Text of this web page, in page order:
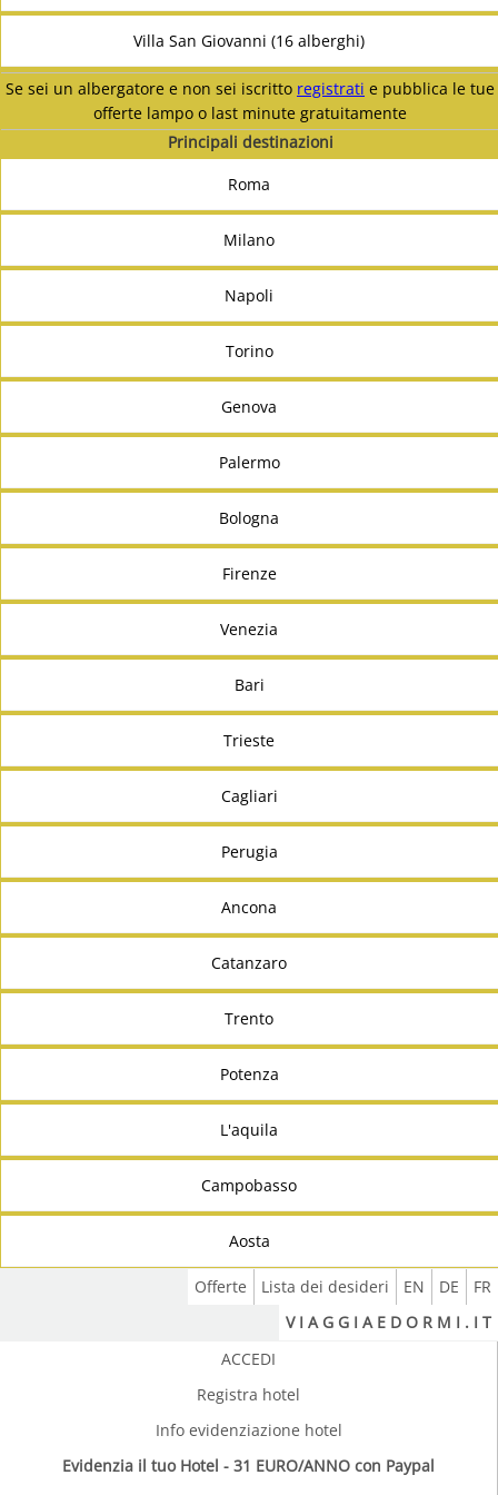
Villa San Giovanni (16 alberghi)
Se sei un albergatore e non sei iscritto registrati e pubblica le tue
offerte lampo o last minute gratuitamente
Principali destinazioni
Roma
Milano
Napoli
Torino
Genova
Palermo
Bologna
Firenze
Venezia
Bari
Trieste
Cagliari
Perugia
Ancona
Catanzaro
Trento
Potenza
L'aquila
Campobasso
Aosta
FR
DE
EN
Lista dei desideri
Offerte
V I A G G I A E D O R M I . I T
ACCEDI
Registra hotel
Info evidenziazione hotel
Evidenzia il tuo Hotel - 31 EURO/ANNO con Paypal